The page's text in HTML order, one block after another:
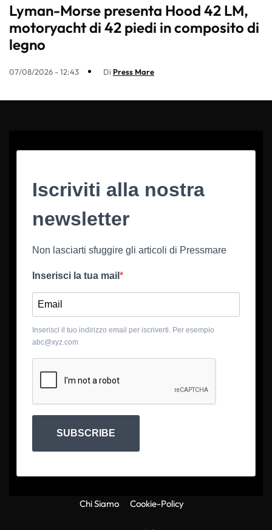
Lyman-Morse presenta Hood 42 LM,
motoryacht di 42 piedi in composito di
legno
07/08/2026 - 12:43 Di Press Mare
Iscriviti alla nostra
newsletter
Non lasciarti sfuggire gli articoli di Pressmare
Inserisci la tua mail
Inserisci il tuo indirizzo email per iscriverti. Per esempio
abc@xyz.com
SUBSCRIBE
Chi Siamo Cookie-Policy